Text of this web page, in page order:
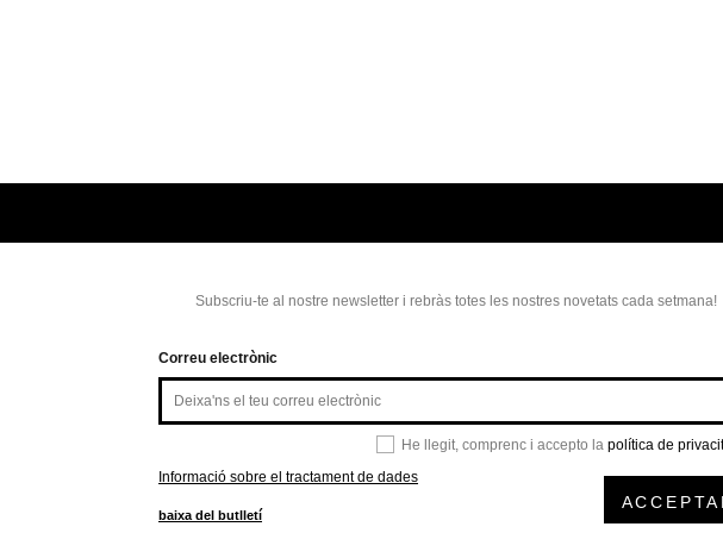
Subscriu-te al nostre newsletter i rebràs totes les nostres novetats cada setmana!
Correu electrònic
He llegit, comprenc i accepto la política de
Informació sobre el tractament de dades
baixa del butlletí